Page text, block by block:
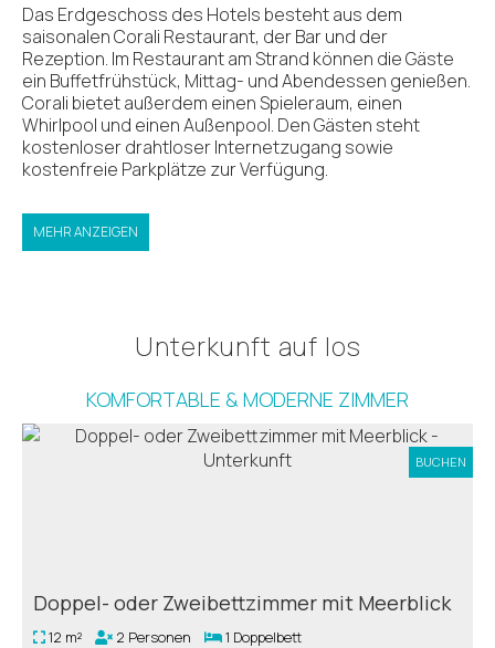
Das Erdgeschoss des Hotels besteht aus dem
saisonalen Corali Restaurant, der Bar und der
Rezeption. Im Restaurant am Strand können die Gäste
ein Buffetfrühstück, Mittag- und Abendessen genießen.
Corali bietet außerdem einen Spieleraum, einen
Whirlpool und einen Außenpool. Den Gästen steht
kostenloser drahtloser Internetzugang sowie
kostenfreie Parkplätze zur Verfügung.
MEHR ANZEIGEN
Unterkunft auf Ios
KOMFORTABLE & MODERNE ZIMMER
Doppel- oder Zweibettzimmer mit Meerblick
12 m² 2 Personen 1 Doppelbett
BUCHEN